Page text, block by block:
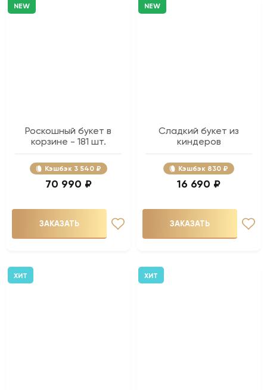
NEW
Роскошный букет в
корзине - 181 шт.
Кэшбэк 3 540 ₽
70 990 ₽
ЗАКАЗАТЬ
NEW
Сладкий букет из
киндеров
Кэшбэк 830 ₽
16 690 ₽
ЗАКАЗАТЬ
ХИТ ХИТ